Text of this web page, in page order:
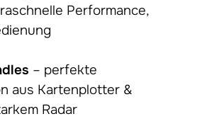
Performance,
– perfekte
aus Kartenplotter &
Radar